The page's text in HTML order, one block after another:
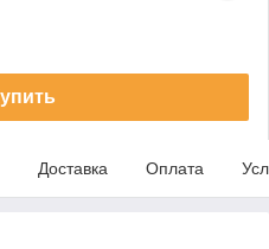
Доставка Оплата